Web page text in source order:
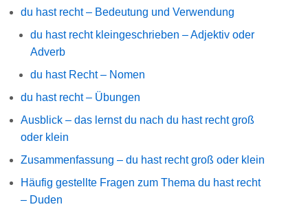
du hast recht – Bedeutung und Verwendung
du hast recht kleingeschrieben – Adjektiv oder
Adverb
du hast Recht – Nomen
du hast recht – Übungen
Ausblick – das lernst du nach du hast recht groß
oder klein
Zusammenfassung – du hast recht groß oder klein
Häufig gestellte Fragen zum Thema du hast recht
– Duden